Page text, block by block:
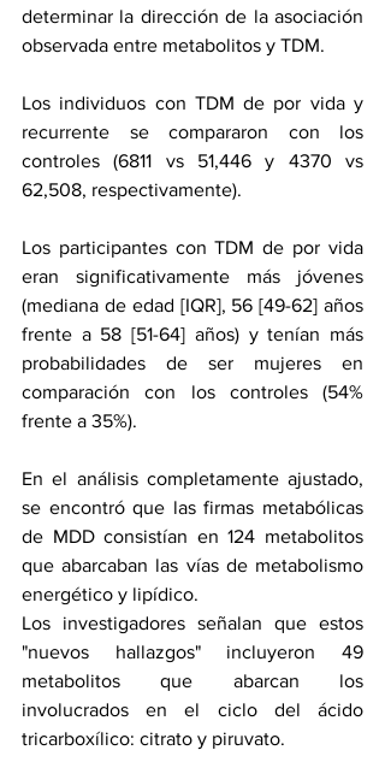
determinar la dirección de la asociación
observada entre metabolitos y TDM.
Los individuos con TDM de por vida y
recurrente se compararon con los
controles (6811 vs 51,446 y 4370 vs
62,508, respectivamente).
Los participantes con TDM de por vida
eran significativamente más jóvenes
(mediana de edad [IQR], 56 [49-62] años
frente a 58 [51-64] años) y tenían más
probabilidades de ser mujeres en
comparación con los controles (54%
frente a 35%).
En el análisis completamente ajustado,
se encontró que las firmas metabólicas
de MDD consistían en 124 metabolitos
que abarcaban las vías de metabolismo
energético y lipídico.
Los investigadores señalan que estos
"nuevos hallazgos" incluyeron 49
metabolitos que abarcan los
involucrados en el ciclo del ácido
tricarboxílico: citrato y piruvato.